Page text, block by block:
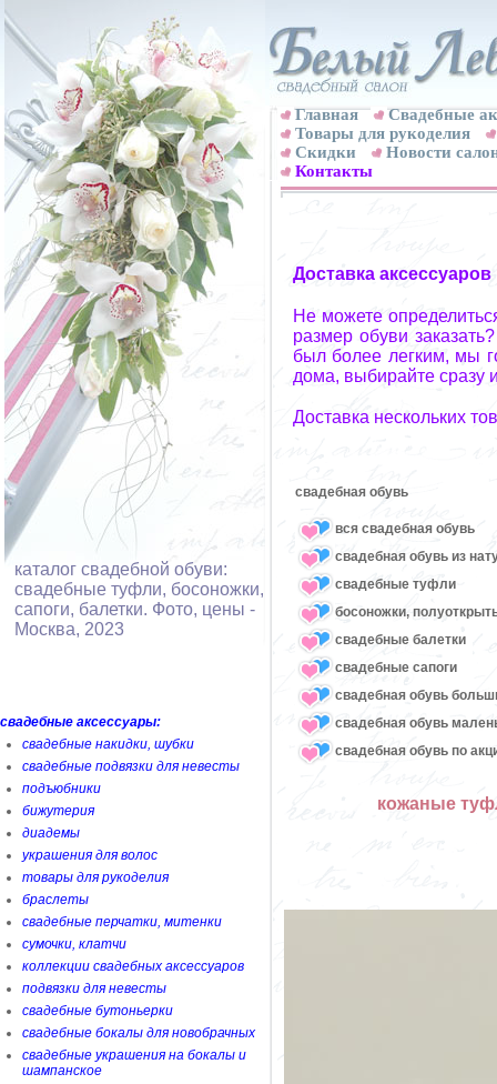
каталог свадебной обуви:
свадебные туфли, босоножки,
сапоги, балетки. Фото, цены -
Москва, 2023
свадебные аксессуары:
свадебные накидки, шубки
свадебные подвязки для невесты
подъюбники
бижутерия
диадемы
украшения для волос
товары для рукоделия
браслеты
свадебные перчатки, митенки
сумочки, клатчи
коллекции свадебных аксессуаров
подвязки для невесты
свадебные бутоньерки
свадебные бокалы для новобрачных
свадебные украшения на бокалы и
шампанское
Главная
Свадебные
Товары для рукоделия
Скидки
Новости
Контакты
Доставка
Не можете
размер обуви
был более легким, мы
дома, выбирайте сразу
Доставка нескольких
свадебная обувь
вся свадебная обувь
cвадебная обувь из
cвадебные туфли
босоножки,
cвадебные балетки
cвадебные сапоги
cвадебная обувь
свадебная обувь
свадебная обувь по
кожаные